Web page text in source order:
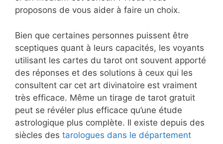
proposons de vous aider à faire un choix.
Bien que certaines personnes puissent être
sceptiques quant à leurs capacités, les voyants
utilisant les cartes du tarot ont souvent apporté
des réponses et des solutions à ceux qui les
consultent car cet art divinatoire est vraiment
très efficace. Même un tirage de tarot gratuit
peut se révéler plus efficace qu’une étude
astrologique plus complète. Il existe depuis des
siècles des tarologues dans le département